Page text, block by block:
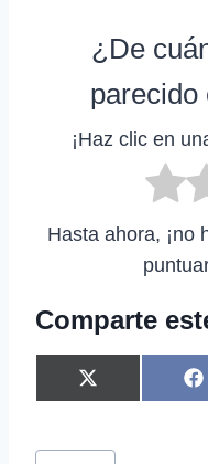
¿De
parecido
¡Haz clic en
Hasta ahora, ¡no
Comparte
C
o
p
X
(
w
CF
Etiquetas